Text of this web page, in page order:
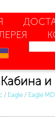
Кабина и
/ Eagle / Eagle